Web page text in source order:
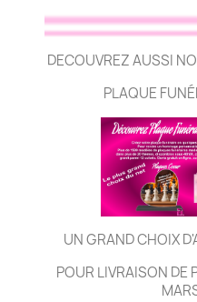
DECOUVREZ AUSSI
PLAQUE
UN GRAND CHOIX
POUR LIVRAISON DE